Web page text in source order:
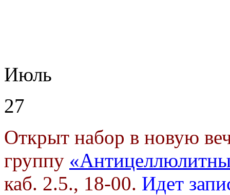
Июль
27
Открыт набор в новую
группу
каб. 2.5., 18-00. Идет